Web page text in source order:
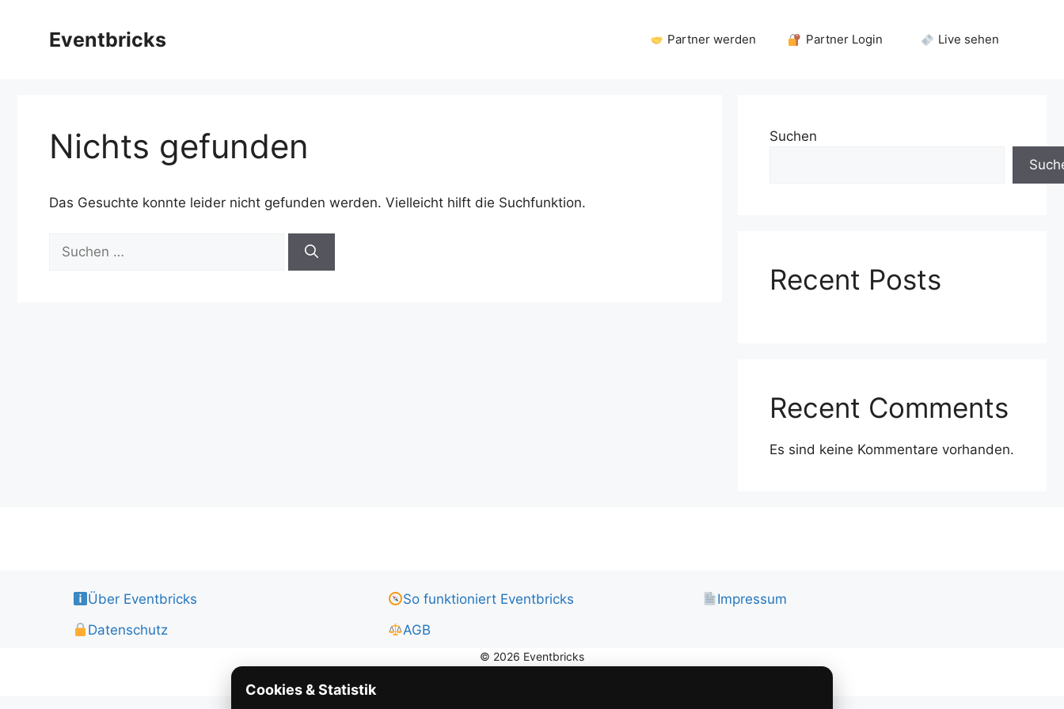
springenEventbricks Partner werden Partner Login Live sehen
Nichts gefunden
Das Gesuchte konnte leider nicht gefunden werden. Vielleicht hilft die Suchfunktion.
nach:
Suchen
Recent Posts
Recent Comments
Es sind keine Kommentare vorhanden.
Über Eventbricks So funktioniert Eventbricks
Impressum
Datenschutz
AGB
Cookies & Statistik